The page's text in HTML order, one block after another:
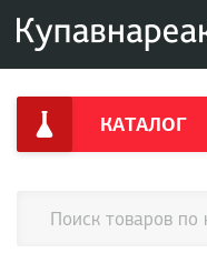
КАТАЛОГ